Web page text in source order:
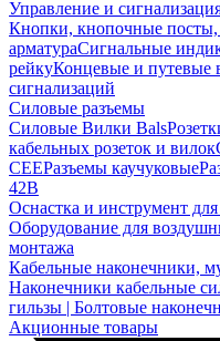
Управление и
Кнопки, кнопочные посты,
арматураСигнальные
рейкуКонцевые и путевые
сигнализаций
Силовые разъемы
Силовые Вилки Bals
кабельных розеток и вилок
CEEРазъемы каучуковые
42В
Оснастка и инструмент
Оборудование для
монтажа
Кабельные наконечники,
Наконечники кабельные
гильзы | Болтовые
Акционные товары